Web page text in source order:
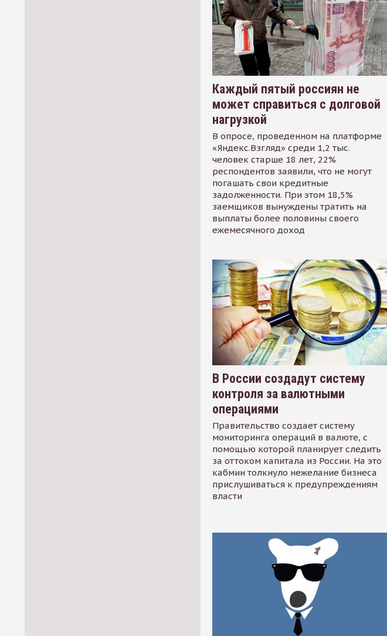
Каждый пятый россиян не
может справиться с долговой
нагрузкой
В опросе, проведенном на платформе
«Яндекс.Взгляд» среди 1,2 тыс.
человек старше 18 лет, 22%
респондентов заявили, что не могут
погашать свои кредитные
задолженности. При этом 18,5%
заемщиков вынуждены тратить на
выплаты более половины своего
ежемесячного доход
В России создадут систему
контроля за валютными
операциями
Правительство создает систему
мониторинга операций в валюте, с
помощью которой планирует следить
за оттоком капитала из России. На это
кабмин толкнуло нежелание бизнеса
прислушиваться к предупреждениям
власти